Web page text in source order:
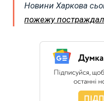
Новини Харкова
пожежу